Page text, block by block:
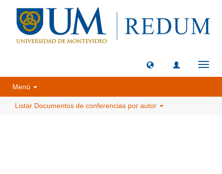
Menú
Listar Documentos de conferencias por autor